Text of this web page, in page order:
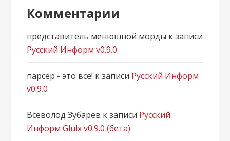
Комментарии
представитель менюшной морды к записи
Русский Информ v0.9.0
парсер - это всё! к записи Русский Информ
v0.9.0
Всеволод Зубарев к записи Русский
Информ Glulx v0.9.0 (бета)